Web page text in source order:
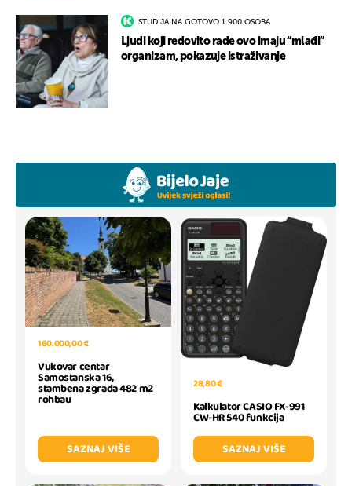
STUDIJA NA GOTOVO 1.900 OSOBA
Ljudi koji redovito rade ovo imaju “mlađi”
organizam, pokazuje istraživanje
160.000,00 €
Vukovar centar
Samostanska 16,
stambena zgrada 482 m2
rohbau
SAZNAJ VIŠE
28,80 €
Kalkulator CASIO FX-991
CW-HR 540 funkcija
SAZNAJ VIŠE